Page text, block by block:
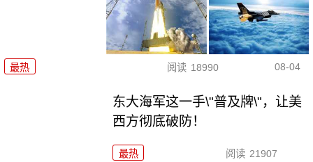
最热 阅读 18990 08-04
东大海军这一手\"普及牌\"，让美
西方彻底破防！
最热 阅读 21907